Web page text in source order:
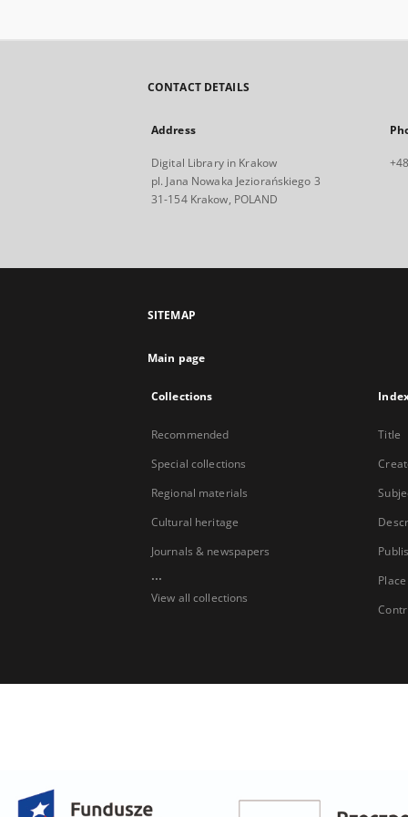
CONTACT DETAILS
Address
Digital Library in Krakow
pl. Jana Nowaka Jeziorańskiego 3
31-154 Krakow, POLAND
SITEMAP
Main page
Collections
Recommended
Special collections
Regional materials
Cultural heritage
Journals & newspapers
...
View all collections
Title